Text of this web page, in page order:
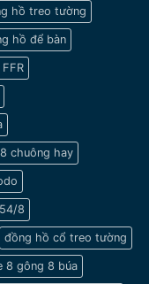
hồ treo tường
hồ để bàn
chuông hay
8
đồng hồ cổ treo tường
8 gông 8 búa